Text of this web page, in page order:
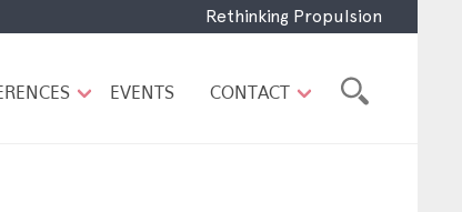
Rethinking Propulsion
EVENTS CONTACT